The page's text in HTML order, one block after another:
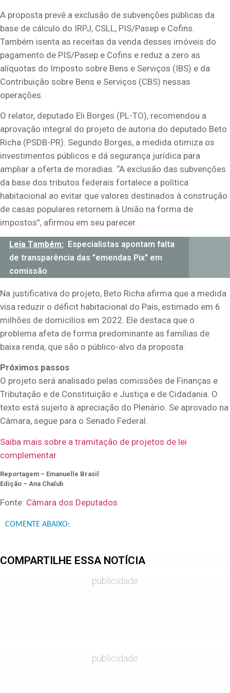
A proposta prevê a exclusão de subvenções públicas da
base de cálculo do IRPJ, CSLL, PIS/Pasep e Cofins
Também isenta as receitas da venda desses imóveis do
pagamento de PIS/Pasep e Cofins e reduz a zero as
alíquotas do Imposto sobre Bens e Serviços (IBS) e da
Contribuição sobre Bens e Serviços (CBS) nessas
operações.
O relator, deputado Eli Borges (PL-TO), recomendou a
aprovação integral do projeto de autoria do deputado Beto
Richa (PSDB-PR). Segundo Borges, a medida otimiza os
investimentos públicos e dá segurança jurídica para
ampliar a oferta de moradias. “A exclusão das subvenções
da base dos tributos federais fortalece a política
habitacional ao evitar que valores destinados à construção
de casas populares retornem à União na forma de
impostos”, afirmou em seu parecer.
Leia Também: Especialistas apontam falta
de transparência das "emendas Pix" em
comissão
Na justificativa do projeto, Beto Richa afirma que a medida
visa reduzir o déficit habitacional do País, estimado em 6
milhões de domicílios em 2022. Ele destaca que o
problema afeta de forma predominante as famílias de
baixa renda, que são o público-alvo da proposta.
Próximos passos
O projeto será analisado pelas comissões de Finanças e
Tributação e de Constituição e Justiça e de Cidadania. O
texto está sujeito à apreciação do Plenário. Se aprovado na
Câmara, segue para o Senado Federal.
Saiba mais sobre a tramitação de projetos de lei
complementar
Reportagem – Emanuelle Brasil
Edição – Ana Chalub
Fonte: Câmara dos Deputados
COMENTE ABAIXO:
COMPARTILHE ESSA NOTÍCIA
publicidade
publicidade